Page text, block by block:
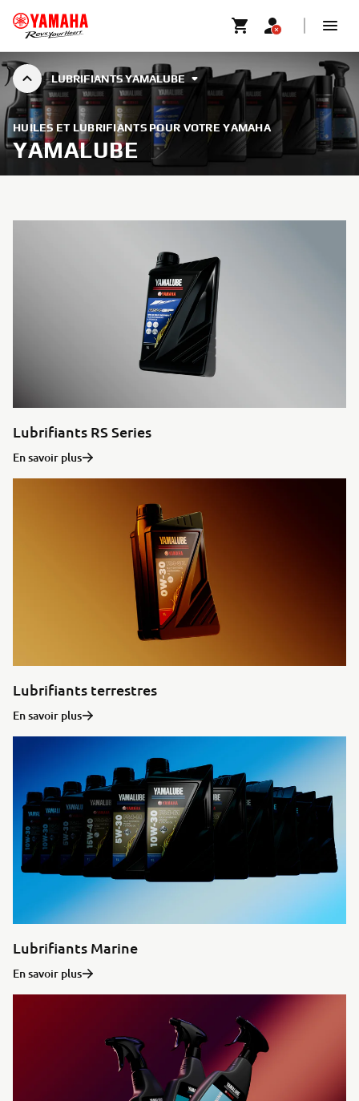
LUBRIFIANTS YAMALUBE
HUILES ET LUBRIFIANTS POUR VOTRE YAMAHA
YAMALUBE
Lubrifiants RS Series
En savoir plus
Lubrifiants terrestres
En savoir plus
Lubrifiants Marine
En savoir plus